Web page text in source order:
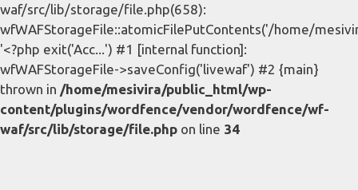
waf/src/lib/storage/file.php(658):
wfWAFStorageFile::atomicFilePutContents('/home/
'<?php exit('Acc...') #1 [internal function]:
wfWAFStorageFile->saveConfig('livewaf') #2 {main}
thrown in /home/mesivira/public_html/wp-
content/plugins/wordfence/vendor/wordfence/wf-
waf/src/lib/storage/file.php on line 34